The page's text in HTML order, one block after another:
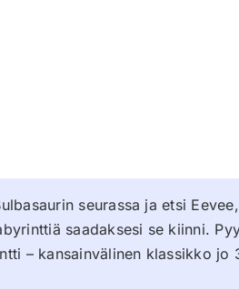
seurassa ja etsi
saadaksesi se kiinni.
– kansainvälinen klassikko